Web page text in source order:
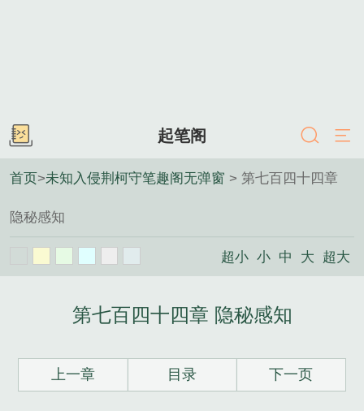
起笔阁
首页>未知入侵荆柯守笔趣阁无弹窗 > 第七百四十四章
隐秘感知
超小 小 中 大 超大
第七百四十四章 隐秘感知
上一章 目录 下一页